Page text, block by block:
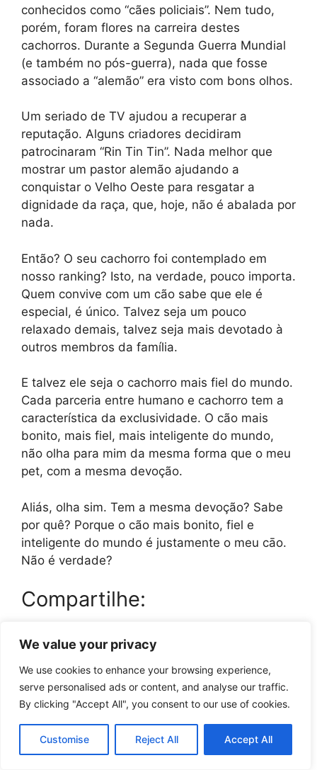
We value your privacy
We use cookies to enhance your browsing experience,
serve personalised ads or content, and analyse our traffic.
By clicking "Accept All", you consent to our use of cookies.
Customise Reject All Accept All
conhecidos como “cães policiais”. Nem tudo,
porém, foram flores na carreira destes
cachorros. Durante a Segunda Guerra Mundial
(e também no pós-guerra), nada que fosse
associado a “alemão” era visto com bons olhos.
Um seriado de TV ajudou a recuperar a
reputação. Alguns criadores decidiram
patrocinaram “Rin Tin Tin”. Nada melhor que
mostrar um pastor alemão ajudando a
conquistar o Velho Oeste para resgatar a
dignidade da raça, que, hoje, não é abalada por
nada.
Então? O seu cachorro foi contemplado em
nosso ranking? Isto, na verdade, pouco importa.
Quem convive com um cão sabe que ele é
especial, é único. Talvez seja um pouco
relaxado demais, talvez seja mais devotado à
outros membros da família.
E talvez ele seja o cachorro mais fiel do mundo.
Cada parceria entre humano e cachorro tem a
característica da exclusividade. O cão mais
bonito, mais fiel, mais inteligente do mundo,
não olha para mim da mesma forma que o meu
pet, com a mesma devoção.
Aliás, olha sim. Tem a mesma devoção? Sabe
por quê? Porque o cão mais bonito, fiel e
inteligente do mundo é justamente o meu cāo.
Não é verdade?
Compartilhe:
Share
F
c
e
b
o
a
t
s
A
Você também vai gostar...